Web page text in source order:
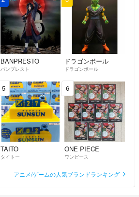
BANPRESTO
バンプレスト
ドラゴンボール
ドラゴンボール
5
TAITO
タイトー
6
ONE PIECE
ワンピース
アニメ/ゲームの人気ブランドランキング